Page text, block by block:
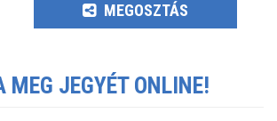
MEGOSZTÁS
MEG JEGYÉT ONLINE!